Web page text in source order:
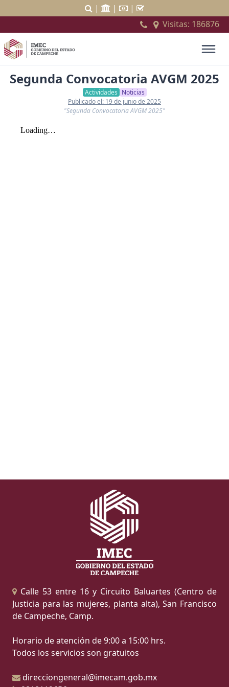
| |
|
Visitas: 186876
Segunda Convocatoria AVGM 2025
Actividades Noticias
Publicado el: 19 de junio de 2025
"Segunda Convocatoria AVGM 2025"
Calle 53 entre 16 y Circuito Baluartes (Centro de
Justicia para las mujeres, planta alta), San Francisco
de Campeche, Camp.
Horario de atención de 9:00 a 15:00 hrs.
Todos los servicios son gratuitos
direcciongeneral@imecam.gob.mx